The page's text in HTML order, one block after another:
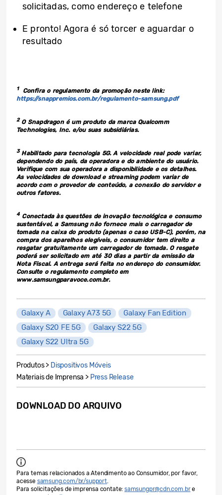
solicitadas, como endereço e telefone
E pronto! Agora é só torcer e aguardar o
resultado
1
Confira o regulamento da promoção neste link:
https://snappremios.com.br/regulamento-samsung.pdf
2 O Snapdragon é um produto da marca Qualcomm
Technologies, Inc. e/ou suas subsidiárias.
3Habilitado para tecnologia 5G. A velocidade real pode variar,
dependendo do país, da operadora e do ambiente do usuário.
Verifique com sua operadora a disponibilidade e os detalhes.
As velocidades de download e streaming podem variar de
acordo com o provedor de conteúdo, a conexão do servidor e
outros fatores.
4Conectada às questões de inovação tecnológica e consumo
sustentável, a Samsung não fornece mais o carregador de
tomada na caixa do produto (apenas o caso USB-C), porém, na
compra dos aparelhos elegíveis, o consumidor tem direito a
resgatar gratuitamente um carregador de tomada. O resgate
poderá ser solicitado em até 30 dias a partir da emissão da
Nota Fiscal. A entrega será feita no endereço do consumidor.
Consulte o regulamento completo em
www.samsungparavoce.com.br.
Galaxy A Galaxy A73 5G
Galaxy Fan Edition
Galaxy S20 FE 5G
Galaxy S22 5G
Galaxy S22 Ultra 5G
Produtos > Dispositivos Móveis
Materiais de Imprensa > Press Release
DOWNLOAD DO ARQUIVO
Para temas relacionados a Atendimento ao Consumidor, por favor,
acesse samsung.com/br/support.
Para solicitações de imprensa contate: samsungpr@cdn.com.bre